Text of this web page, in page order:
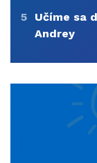
5
Učíme sa
Andrey